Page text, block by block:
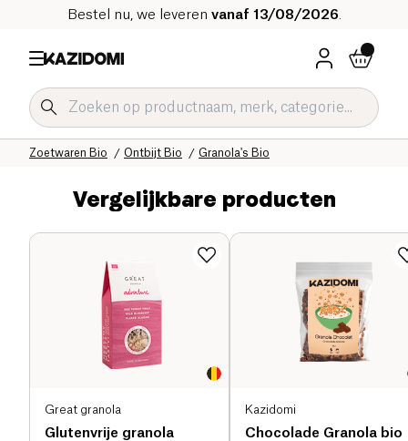
Bestel nu, we leveren vanaf 13/08/2026
Granola's Bio
Ontbijt Bio
Zoetwaren Bio
Onze biologische catalogus
Home
Vergelijkbare producten
Great granola
Glutenvrije granola
Kazidomi
Chocolade Granola bio